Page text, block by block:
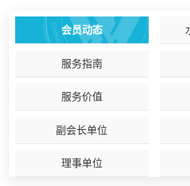
会员动态
服务指南
服务价值
副会长单位
理事单位